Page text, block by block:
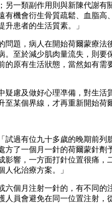
一類副作用則與新陳代謝有
機會衍生骨質疏鬆、血脂高
患者的生活質素。」
題，病人在開始荷爾蒙療法
至於減少肌肉量流失，則要
原有生活狀態，當然如有需
慮及做好心理凖備，對生活
某個界線，才再重新開始荷
過有位九十多歲的晚期前列
了一個月一針的荷爾蒙針劑
響，一方面打針位置很痛，
化治療方案。」
個月注射一針的，有不同的
員會避免在同一位置注射，